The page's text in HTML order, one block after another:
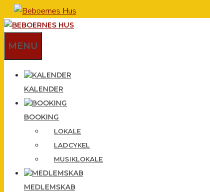
Hop
til
MENU
KALENDER
BOOKING
LOKALE
LADCYKEL
MUSIKLOKALE
MEDLEMSKAB